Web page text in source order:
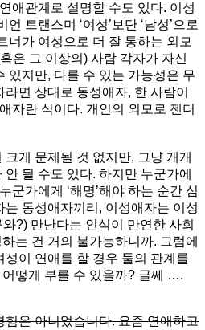
애관계로 설명할 수도 있다. 이성
언 트랜스며 ‘여성’보단 ‘남성’으로
너가 여성으로 더 잘 통하는 외모
은 그 이상의) 사람 각자가 자신
있지만, 다를 수 있는 가능성은 무
면 상대로 동성애자, 한 사람이
자란 식이다. 개인의 외모로 젠더
게 문제될 것 없지만, 그냥 개개
될 수도 있다. 하지만 누군가에
군가에게 ‘해명’해야 하는 순간 심
동성애자끼리, 이성애자는 이성
?) 만난다는 인식이 만연한 사회
는 건 거의 불가능하니까. 그럼에
성이 연애를 할 경우 둘의 관계를
떻게 부를 수 있을까? 글쎄 ….
은 아니었습니다. 요즘 연애하고